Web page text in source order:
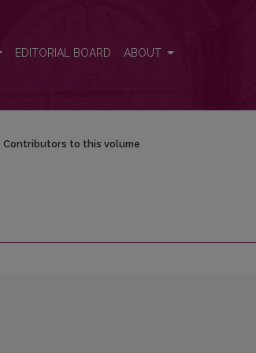
EDITORIAL BOARD ABOUT
Contributors to this volume